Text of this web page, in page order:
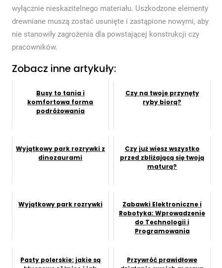
wyłącznie nieskazitelnego materiału. Uszkodzone elementy
drewniane muszą zostać usunięte i zastąpione nowymi, aby
nie stanowiły zagrożenia dla powstającej konstrukcji czy
pracowników.
Zobacz inne artykuły:
Busy to tania i
komfortowa forma
podróżowania
Czy na twoje przynęty
ryby biorą?
Wyjątkowy park rozrywki z
dinozaurami
Czy już wiesz wszystko
przed zbliżającą się twoją
maturą?
Wyjątkowy park rozrywki
Zabawki Elektroniczne i
Robotyka: Wprowadzenie
do Technologii i
Programowania
Pasty polerskie: jakie są
Przywróć prawidłowe